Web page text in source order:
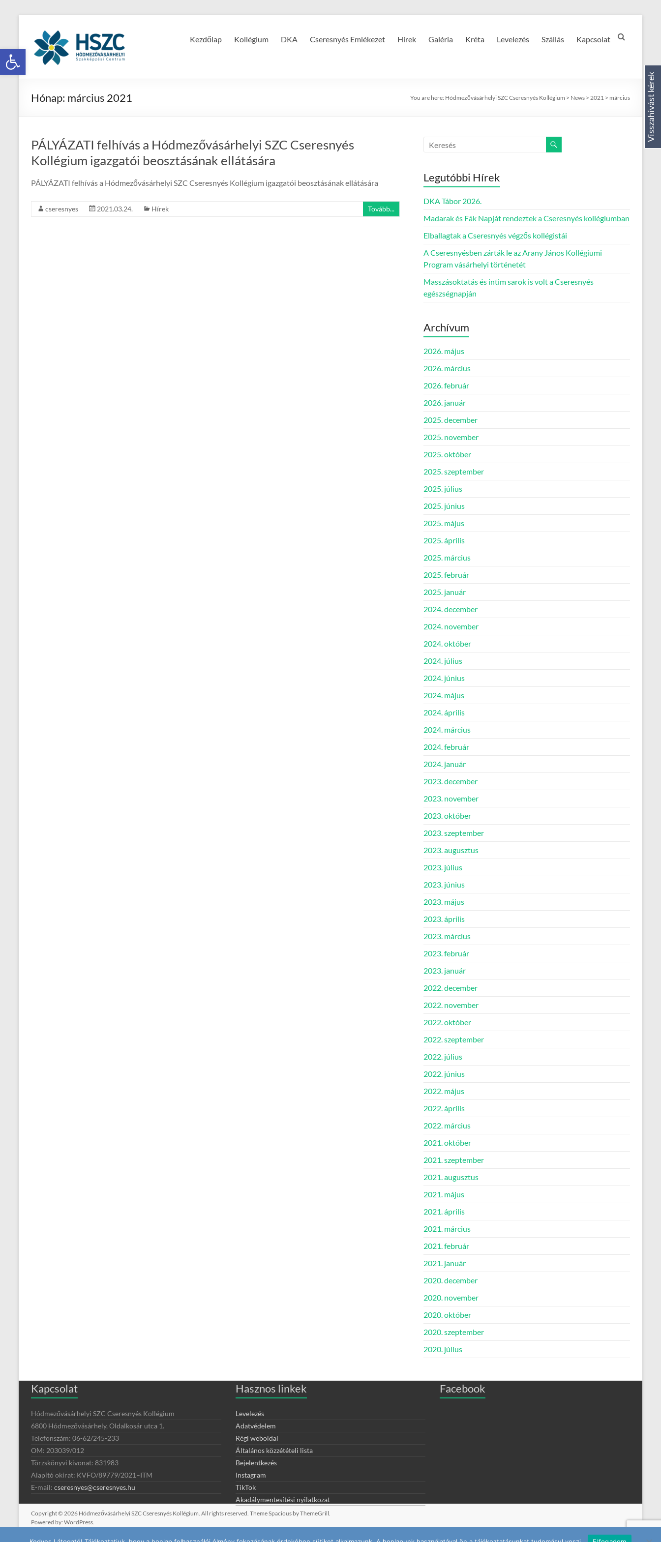
Eszköztár megnyitása
Kezdőlap Kollégium DKA Cseresnyés Emlékezet Hírek Galéria Kréta Levelezés Szállás Kapcsolat
Hónap: március 2021 You are here: Hódmezővásárhelyi SZC Cseresnyés Kollégium > News > 2021 > március
PÁLYÁZATI felhívás a Hódmezővásárhelyi SZC Cseresnyés
Kollégium igazgatói beosztásának ellátására
PÁLYÁZATI felhívás a Hódmezővásárhelyi SZC Cseresnyés Kollégium igazgatói beosztásának ellátására
cseresnyes 2021.03.24. Hírek Tovább...
Legutóbbi Hírek
DKA Tábor 2026.
Madarak és Fák Napját rendeztek a Cseresnyés kollégiumban
Elballagtak a Cseresnyés végzős kollégistái
A Cseresnyésben zárták le az Arany János Kollégiumi
Program vásárhelyi történetét
Masszásoktatás és intim sarok is volt a Cseresnyés
egészségnapján
Archívum
2026. május
2026. március
2026. február
2026. január
2025. december
2025. november
2025. október
2025. szeptember
2025. július
2025. június
2025. május
2025. április
2025. március
2025. február
2025. január
2024. december
2024. november
2024. október
2024. július
2024. június
2024. május
2024. április
2024. március
2024. február
2024. január
2023. december
2023. november
2023. október
2023. szeptember
2023. augusztus
2023. július
2023. június
2023. május
2023. április
2023. március
2023. február
2023. január
2022. december
2022. november
2022. október
2022. szeptember
2022. július
2022. június
2022. május
2022. április
2022. március
2021. október
2021. szeptember
2021. augusztus
2021. május
2021. április
2021. március
2021. február
2021. január
2020. december
2020. november
2020. október
2020. szeptember
2020. július
Kapcsolat
Hódmezővásárhelyi SZC Cseresnyés Kollégium
6800 Hódmezővásárhely, Oldalkosár utca 1.
Telefonszám: 06-62/245-233
OM: 203039/012
Törzskönyvi kivonat: 831983
Alapító okirat: KVFO/89779/2021–ITM
E-mail: cseresnyes@cseresnyes.hu
Hasznos linkek
Levelezés
Adatvédelem
Régi weboldal
Általános közzétételi lista
Bejelentkezés
Instagram
TikTok
Akadálymentesítési nyilatkozat
Facebook
Copyright © 2026 Hódmezővásárhelyi SZC Cseresnyés Kollégium. All rights reserved. ThemeSpacious by ThemeGrill.
Powered by: WordPress.
Visszahívást kérek